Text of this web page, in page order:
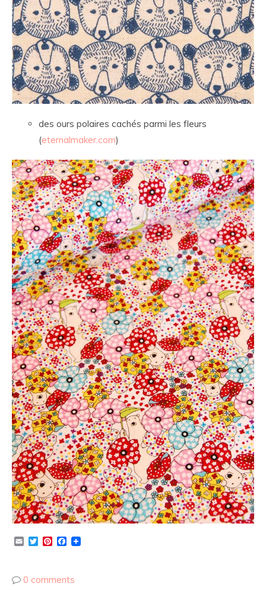
des ours polaires cachés parmi les fleurs
(eternalmaker.com)
EmailTwitterPinterestFacebook
0 comments